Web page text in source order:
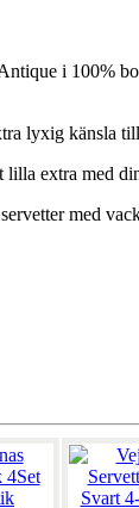
i 100%
lyxig känsla
lilla extra med
med